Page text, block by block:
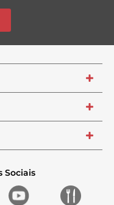
+
+
+
Sociais